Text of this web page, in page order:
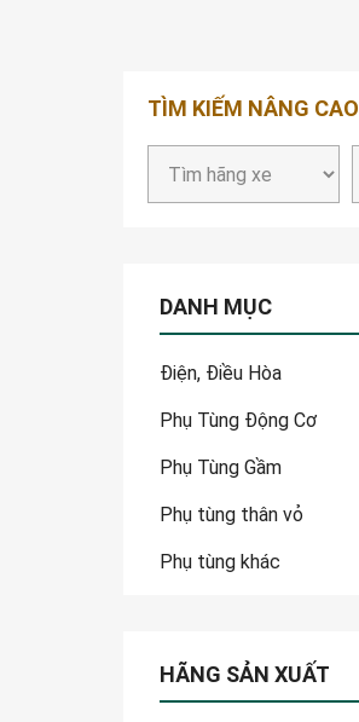
TÌM KIẾM NÂNG CAO
DANH MỤC
Điện, Điều Hòa
Phụ Tùng Động Cơ
Phụ Tùng Gầm
Phụ tùng thân vỏ
Phụ tùng khác
HÃNG SẢN XUẤT